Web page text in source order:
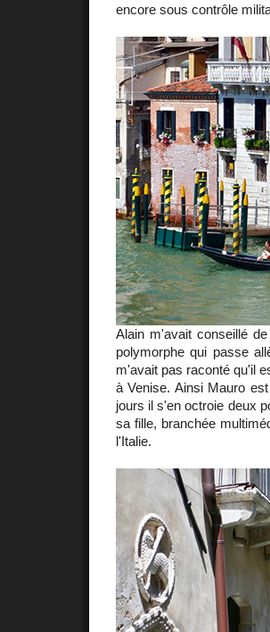
encore sous contrôle
Alain m'avait conseillé
polymorphe qui passe
m'avait pas raconté qu'il
à Venise. Ainsi Mauro
jours il s'en octroie deux
sa fille, branchée
l'Italie.